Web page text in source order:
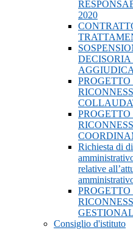
2020
DECISORIA
PROGETTO
PROGETTO
Richiesta di
relative
PROGETTO
Consiglio d'istituto